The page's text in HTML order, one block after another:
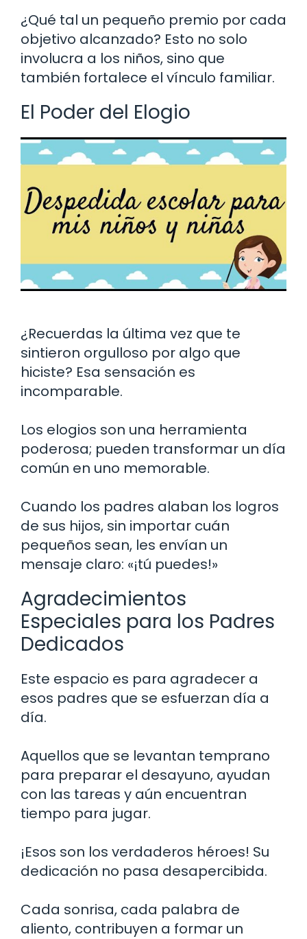
¿Qué tal un pequeño premio por cada
objetivo alcanzado? Esto no solo
involucra a los niños, sino que
también fortalece el vínculo familiar.
El Poder del Elogio
¿Recuerdas la última vez que te
sintieron orgulloso por algo que
hiciste? Esa sensación es
incomparable.
Los elogios son una herramienta
poderosa; pueden transformar un día
común en uno memorable.
Cuando los padres alaban los logros
de sus hijos, sin importar cuán
pequeños sean, les envían un
mensaje claro: «¡tú puedes!»
Agradecimientos
Especiales para los Padres
Dedicados
Este espacio es para agradecer a
esos padres que se esfuerzan día a
día.
Aquellos que se levantan temprano
para preparar el desayuno, ayudan
con las tareas y aún encuentran
tiempo para jugar.
¡Esos son los verdaderos héroes! Su
dedicación no pasa desapercibida.
Cada sonrisa, cada palabra de
aliento, contribuyen a formar un